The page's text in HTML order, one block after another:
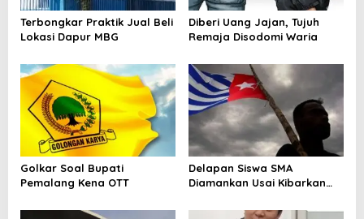
s
Terbongkar Praktik Jual Beli
Lokasi Dapur MBG
Diberi Uang Jajan, Tujuh
Remaja Disodomi Waria
Golkar Soal Bupati
Pemalang Kena OTT
Delapan Siswa SMA
Diamankan Usai Kibarkan
Nabire